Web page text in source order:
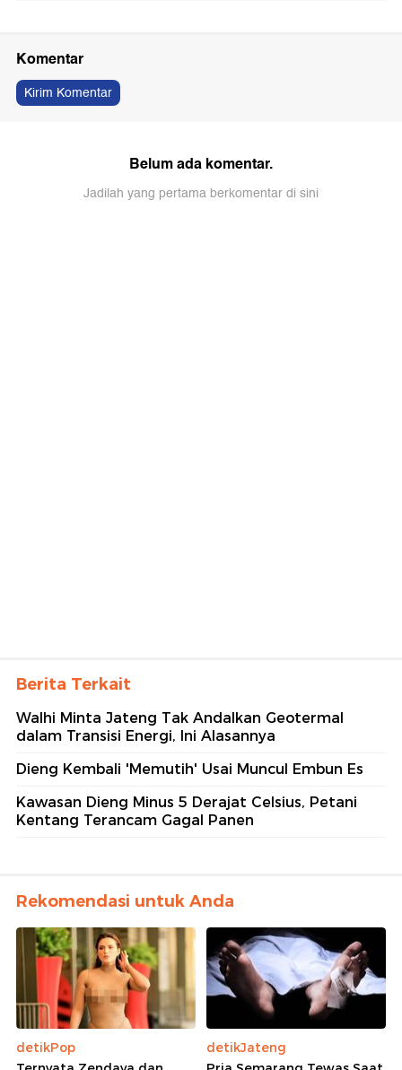
Komentar
Kirim Komentar
Belum ada komentar.
Jadilah yang pertama berkomentar di sini
Berita Terkait
Walhi Minta Jateng Tak Andalkan Geotermal
dalam Transisi Energi, Ini Alasannya
Dieng Kembali 'Memutih' Usai Muncul Embun Es
Kawasan Dieng Minus 5 Derajat Celsius, Petani
Kentang Terancam Gagal Panen
Rekomendasi untuk Anda
detikPop
detikJateng